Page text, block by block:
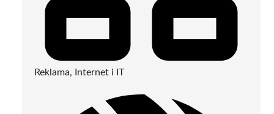
Reklama, Internet i IT